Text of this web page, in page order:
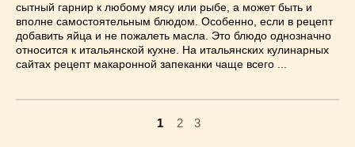
сытный гарнир к любому мясу или рыбе, а может быть и
вполне самостоятельным блюдом. Особенно, если в рецепт
добавить яйца и не пожалеть масла. Это блюдо однозначно
относится к итальянской кухне. На итальянских кулинарных
сайтах рецепт макаронной запеканки чаще всего ...
1 2 3